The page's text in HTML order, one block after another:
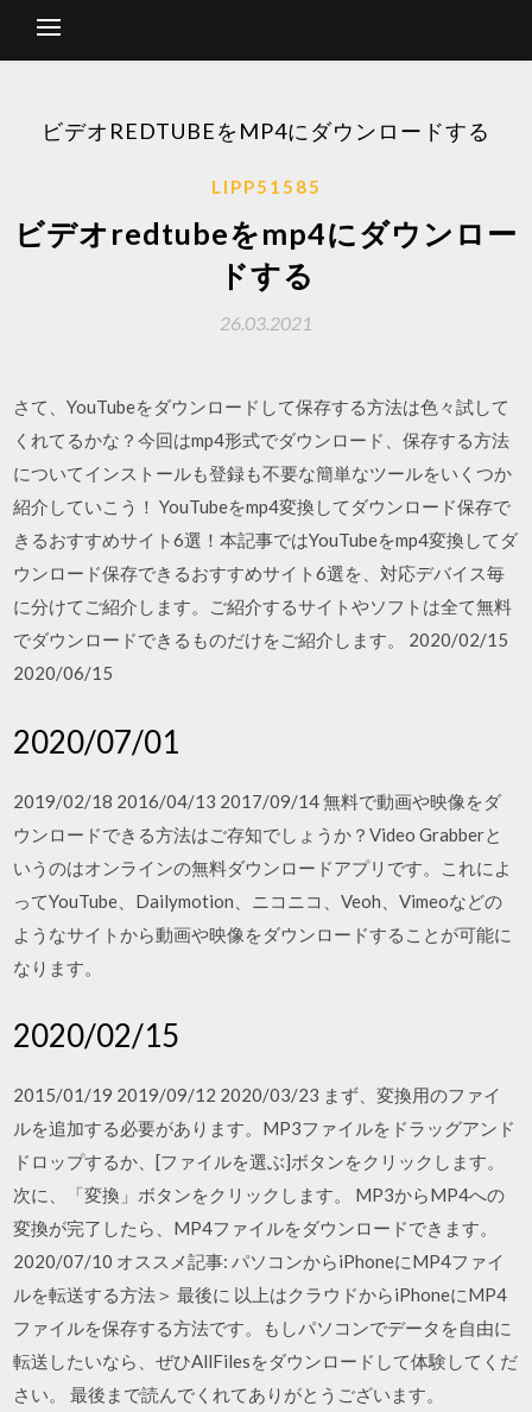
ビデオREDTUBEをMP4にダウンロードする
LIPP51585
ビデオredtubeをmp4にダウンロー
ドする
26.03.2021
さて、YouTubeをダウンロードして保存する方法は色々試して
くれてるかな？今回はmp4形式でダウンロード、保存する方法
についてインストールも登録も不要な簡単なツールをいくつか
紹介していこう！ YouTubeをmp4変換してダウンロード保存で
きるおすすめサイト6選！本記事ではYouTubeをmp4変換してダ
ウンロード保存できるおすすめサイト6選を、対応デバイス毎
に分けてご紹介します。ご紹介するサイトやソフトは全て無料
でダウンロードできるものだけをご紹介します。 2020/02/15
2020/06/15
2020/07/01
2019/02/18 2016/04/13 2017/09/14 無料で動画や映像をダ
ウンロードできる方法はご存知でしょうか？Video Grabberと
いうのはオンラインの無料ダウンロードアプリです。これによ
ってYouTube、Dailymotion、ニコニコ、Veoh、Vimeoなどの
ようなサイトから動画や映像をダウンロードすることが可能に
なります。
2020/02/15
2015/01/19 2019/09/12 2020/03/23 まず、変換用のファイ
ルを追加する必要があります。MP3ファイルをドラッグアンド
ドロップするか、[ファイルを選ぶ]ボタンをクリックします。
次に、「変換」ボタンをクリックします。 MP3からMP4への
変換が完了したら、MP4ファイルをダウンロードできます。
2020/07/10 オススメ記事: パソコンからiPhoneにMP4ファイ
ルを転送する方法＞ 最後に 以上はクラウドからiPhoneにMP4
ファイルを保存する方法です。もしパソコンでデータを自由に
転送したいなら、ぜひAllFilesをダウンロードして体験してくだ
さい。 最後まで読んでくれてありがとうございます。